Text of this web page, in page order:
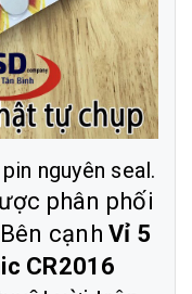
nguyên seal.
phân phối
cạnh Vỉ 5
CR2016